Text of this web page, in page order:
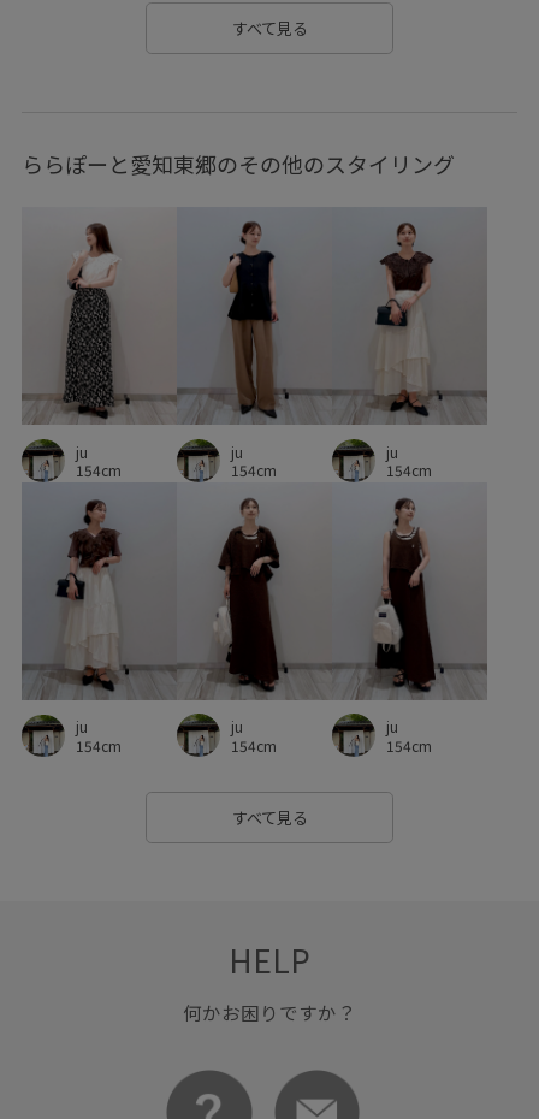
ジャケット
スカーフ スッキリ ストラップ
ドライ ドライタッチ ナイロン ニット パンツ
ペプラム ボリューム感 メリハリ ローファー
ワイドパンツ 伸縮性 取り外し可能
定番色 柔らかな雰囲気
肌見せ 肌触りが良い 華やか 落ち感 薄手
透かし編み 透け感 長財布
すべて見る
ららぽーと愛知東郷のその他のスタイリング
ju
154cm
ju
154cm
ju
154cm
ju
154cm
ju
154cm
ju
154cm
すべて見る
HELP
何かお困りですか？